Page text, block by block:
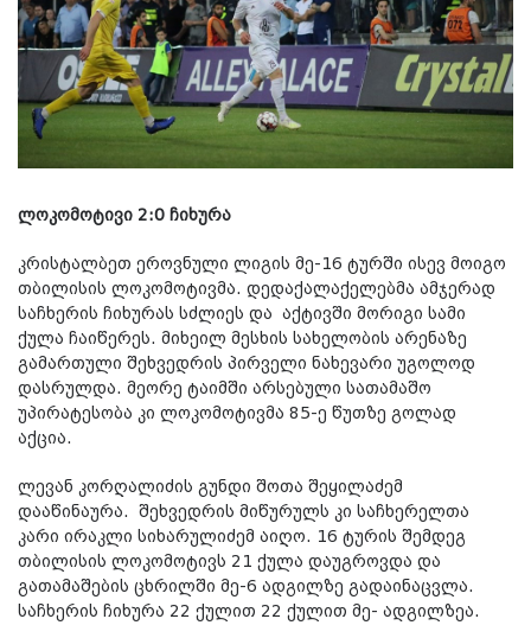
ლოკომოტივი 2:0 ჩიხურა
კრისტალბეთ ეროვნული ლიგის მე-16 ტურში ისევ მოიგო
თბილისის ლოკომოტივმა. დედაქალაქელებმა ამჯერად
საჩხერის ჩიხურას სძლიეს და აქტივში მორიგი სამი
ქულა ჩაიწერეს. მიხეილ მესხის სახელობის არენაზე
გამართული შეხვედრის პირველი ნახევარი უგოლოდ
დასრულდა. მეორე ტაიმში არსებული სათამაშო
უპირატესობა კი ლოკომოტივმა 85-ე წუთზე გოლად
აქცია.
ლევან კორღალიძის გუნდი შოთა შეყილაძემ
დააწინაურა. შეხვედრის მიწურულს კი საჩხერელთა
კარი ირაკლი სიხარულიძემ აიღო. 16 ტურის შემდეგ
თბილისის ლოკომოტივს 21 ქულა დაუგროვდა და
გათამაშების ცხრილში მე-6 ადგილზე გადაინაცვლა.
საჩხერის ჩიხურა 22 ქულით 22 ქულით მე- ადგილზეა.